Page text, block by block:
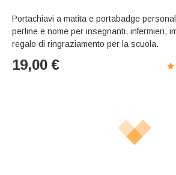
Portachiavi a matita e portabadge
perline e nome per insegnanti, infermieri,
regalo di ringraziamento per la scuola.
19,00 €